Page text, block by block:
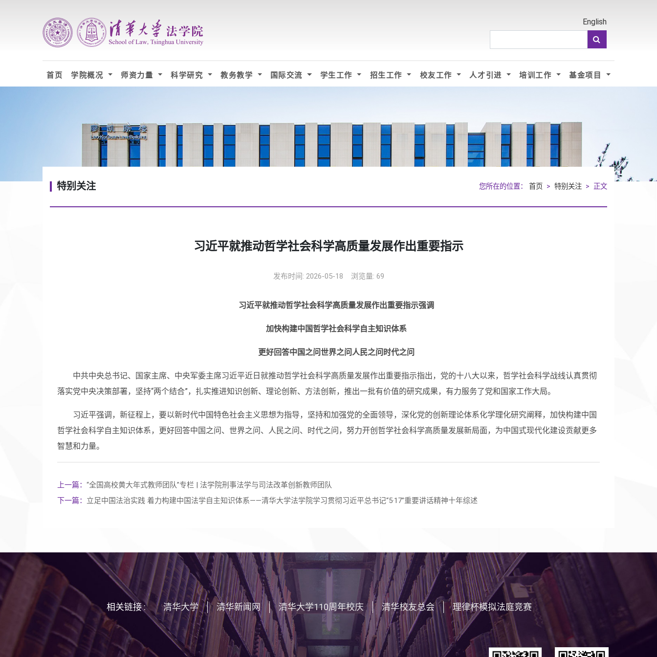
English
首页 学院概况 师资力量 科学研究 教务教学 国际交流 学生工作 招生工作 校友工作 人才引进 培训工作 基金项目
特别关注 您所在的位置： 首页 > 特别关注 > 正文
习近平就推动哲学社会科学高质量发展作出重要指示
发布时间: 2026-05-18 浏览量: 69
习近平就推动哲学社会科学高质量发展作出重要指示强调
加快构建中国哲学社会科学自主知识体系
更好回答中国之问世界之问人民之问时代之问
中共中央总书记、国家主席、中央军委主席习近平近日就推动哲学社会科学高质量发展作出重要指示指出，党的十八大以来，哲学社会科学战线认真贯彻
落实党中央决策部署，坚持“两个结合”，扎实推进知识创新、理论创新、方法创新，推出一批有价值的研究成果，有力服务了党和国家工作大局。
习近平强调，新征程上，要以新时代中国特色社会主义思想为指导，坚持和加强党的全面领导，深化党的创新理论体系化学理化研究阐释，加快构建中国
哲学社会科学自主知识体系，更好回答中国之问、世界之问、人民之问、时代之问，努力开创哲学社会科学高质量发展新局面，为中国式现代化建设贡献更多
智慧和力量。
上一篇： “全国高校黄大年式教师团队”专栏 | 法学院刑事法学与司法改革创新教师团队
下一篇： 立足中国法治实践 着力构建中国法学自主知识体系——清华大学法学院学习贯彻习近平总书记“5·17”重要讲话精神十年综述
相关链接 : 清华大学 清华新闻网 清华大学110周年校庆 清华校友总会 理律杯模拟法庭竞赛